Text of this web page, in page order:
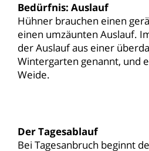
Bedürfnis: Auslauf
Hühner brauchen einen
einen umzäunten Auslauf.
der Auslauf aus einer
Wintergarten genannt, und
Weide.
Der Tagesablauf
Bei Tagesanbruch beginnt